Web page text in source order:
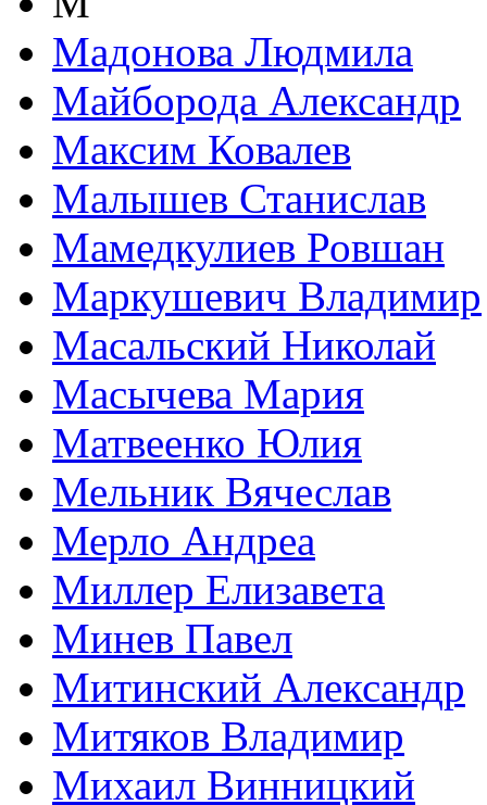
Мадонова Людмила
Майборода Александр
Максим Ковалев
Малышев Станислав
Мамедкулиев Ровшан
Маркушевич Владимир
Масальский Николай
Масычева Мария
Матвеенко Юлия
Мельник Вячеслав
Мерло Андреа
Миллер Елизавета
Минев Павел
Митинский Александр
Митяков Владимир
Михаил Винницкий